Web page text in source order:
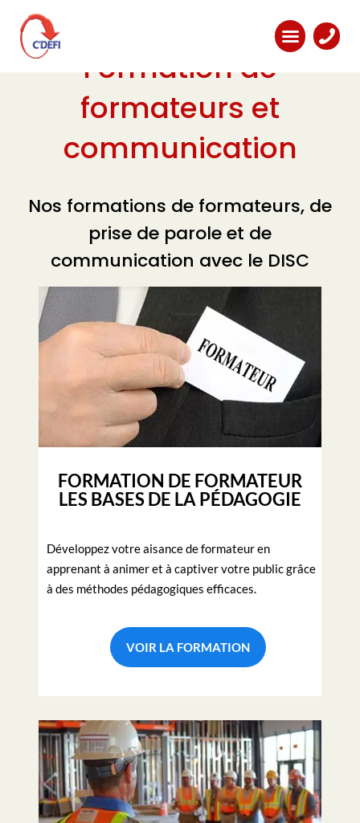
Formation de
formateurs et
communication
Nos formations de formateurs, de
prise de parole et de
communication avec le DISC
FORMATION DE FORMATEUR
LES BASES DE LA PÉDAGOGIE
Développez votre aisance de formateur en
apprenant à animer et à captiver votre public grâce
à des méthodes pédagogiques efficaces.
VOIR LA FORMATION